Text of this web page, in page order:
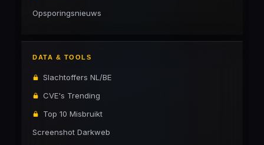
Opsporingsnieuws
DATA & TOOLS
Slachtoffers NL/BE
CVE's Trending
Top 10 Misbruikt
Screenshot Darkweb